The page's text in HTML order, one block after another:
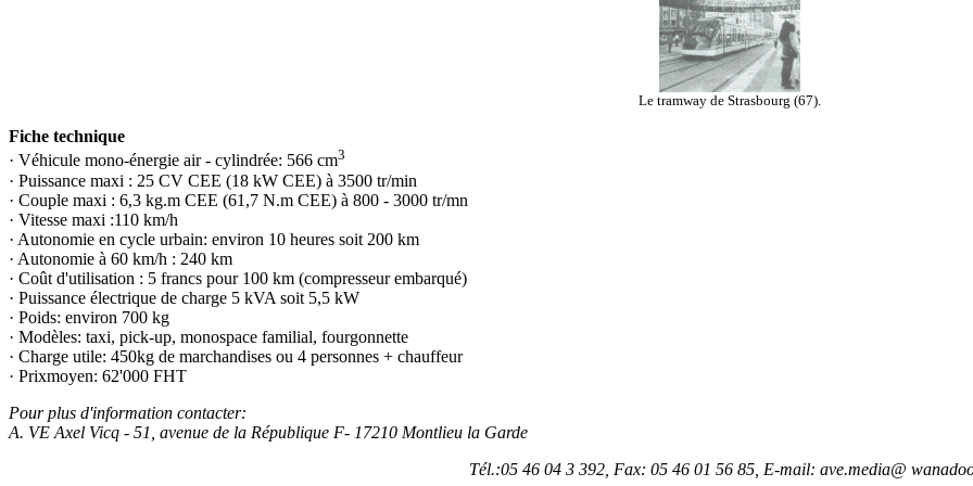
Le tramway de Strasbourg (67).
Fiche technique
· Véhicule mono-énergie air - cylindrée: 566 cm3
· Puissance maxi : 25 CV CEE (18 kW CEE) à 3500 tr/min
· Couple maxi : 6,3 kg.m CEE (61,7 N.m CEE) à 800 - 3000 tr/mn
· Vitesse maxi :110 km/h
· Autonomie en cycle urbain: environ 10 heures soit 200 km
· Autonomie à 60 km/h : 240 km
· Coût d'utilisation : 5 francs pour 100 km (compresseur embarqué)
· Puissance électrique de charge 5 kVA soit 5,5 kW
· Poids: environ 700 kg
· Modèles: taxi, pick-up, monospace familial, fourgonnette
· Charge utile: 450kg de marchandises ou 4 personnes + chauffeur
· Prixmoyen: 62'000 FHT
Pour plus d'information contacter:
A. VE Axel Vicq - 51, avenue de la République F- 17210 Montlieu la Garde
Tél.:05 46 04 3 392, Fax: 05 46 01 56 85, E-mail: ave.media@